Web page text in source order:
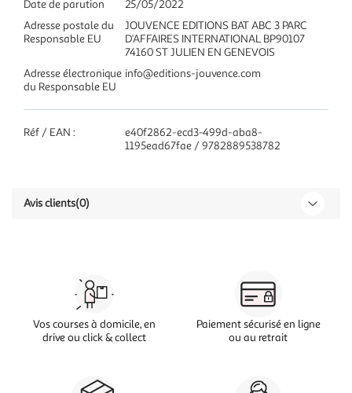
Date de parution
25/05/2022
Adresse postale du
Responsable EU
JOUVENCE EDITIONS BAT ABC 3 PARC
D’AFFAIRES INTERNATIONAL BP90107
74160 ST JULIEN EN GENEVOIS
Adresse électronique
du Responsable EU
info@editions-jouvence.com
Réf / EAN :
e40f2862-ecd3-499d-aba8-
1195ead67fae / 9782889538782
Avis clients(0)
Vos courses à domicile, en
drive ou click & collect
Paiement sécurisé en ligne
ou au retrait